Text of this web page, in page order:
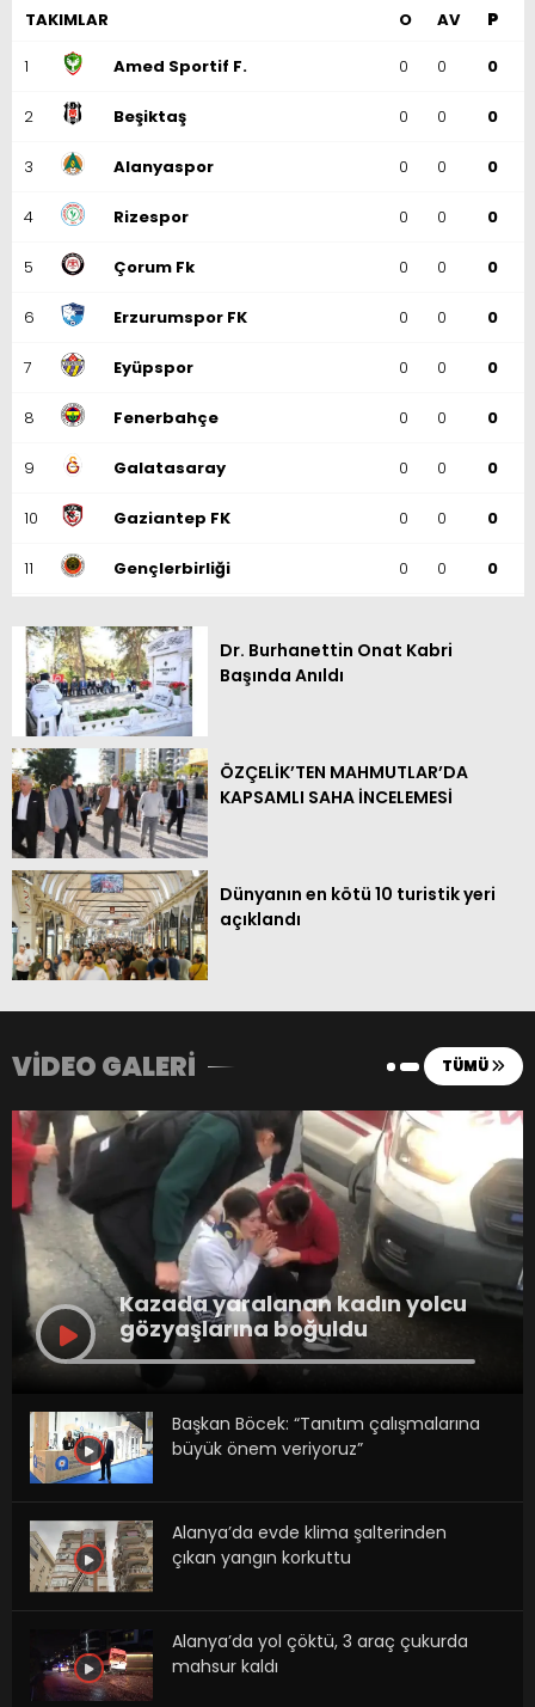
TAKIMLAR O AV P
1 Amed Sportif F. 0 0 0
2 Beşiktaş 0 0 0
3 Alanyaspor 0 0 0
4 Rizespor 0 0 0
5 Çorum Fk 0 0 0
6 Erzurumspor FK 0 0 0
7 Eyüpspor 0 0 0
8 Fenerbahçe 0 0 0
9 Galatasaray 0 0 0
10 Gaziantep FK 0 0 0
11 Gençlerbirliği 0 0 0
13 Başakşehir
14 Kasımpaşa
15
Kocaelispor
16
Konyaspor 0 0
17
Samsunspor
18
Trabzonspor 0 0 0
Dr. Burhanettin Onat Kabri
Başında Anıldı
ÖZÇELİK’TEN MAHMUTLAR’DA
KAPSAMLI SAHA İNCELEMESİ
Dünyanın en kötü 10 turistik yeri
açıklandı
VİDEO GALERİ TÜMÜ
Kazada yaralanan kadın yolcu
gözyaşlarına boğuldu
Başkan Böcek: “Tanıtım çalışmalarına
büyük önem veriyoruz”
Alanya’da evde klima şalterinden
çıkan yangın korkuttu
Alanya’da yol çöktü, 3 araç çukurda
mahsur kaldı